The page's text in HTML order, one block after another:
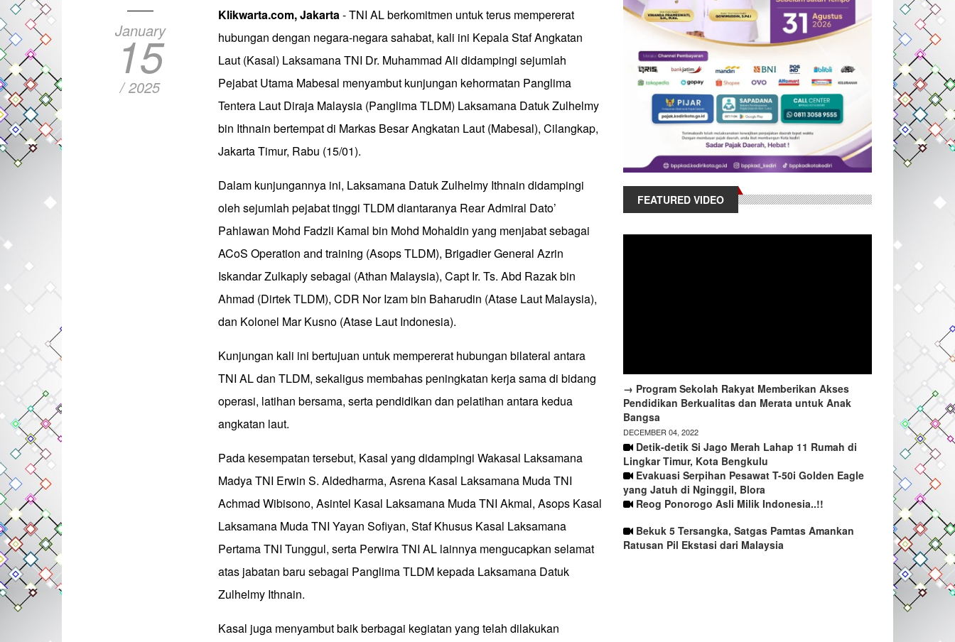
January
15
/ 2025
Klikwarta.com, Jakarta- TNI AL berkomitmen untuk terus mempererat
hubungan dengan negara-negara sahabat, kali ini Kepala Staf Angkatan
Laut (Kasal) Laksamana TNI Dr. Muhammad Ali didampingi sejumlah
Pejabat Utama Mabesal menyambut kunjungan kehormatan Panglima
Tentera Laut Diraja Malaysia (Panglima TLDM) Laksamana Datuk Zulhelmy
bin Ithnain bertempat di Markas Besar Angkatan Laut (Mabesal), Cilangkap,
Jakarta Timur, Rabu (15/01).
Dalam kunjungannya ini, Laksamana Datuk Zulhelmy Ithnain didampingi
oleh sejumlah pejabat tinggi TLDM diantaranya Rear Admiral Dato’
Pahlawan Mohd Fadzli Kamal bin Mohd Mohaldin yang menjabat sebagai
ACoS Operation and training (Asops TLDM), Brigadier General Azrin
Iskandar Zulkaply sebagai (Athan Malaysia), Capt Ir. Ts. Abd Razak bin
Ahmad (Dirtek TLDM), CDR Nor Izam bin Baharudin (Atase Laut Malaysia),
dan Kolonel Mar Kusno (Atase Laut Indonesia).
Kunjungan kali ini bertujuan untuk mempererat hubungan bilateral antara
TNI AL dan TLDM, sekaligus membahas peningkatan kerja sama di bidang
operasi, latihan bersama, serta pendidikan dan pelatihan antara kedua
angkatan laut.
Pada kesempatan tersebut, Kasal yang didampingi Wakasal Laksamana
Madya TNI Erwin S. Aldedharma, Asrena Kasal Laksamana Muda TNI
Achmad Wibisono, Asintel Kasal Laksamana Muda TNI Akmal, Asops Kasal
Laksamana Muda TNI Yayan Sofiyan, Staf Khusus Kasal Laksamana
Pertama TNI Tunggul, serta Perwira TNI AL lainnya mengucapkan selamat
atas jabatan baru sebagai Panglima TLDM kepada Laksamana Datuk
Zulhelmy Ithnain.
Kasal juga menyambut baik berbagai kegiatan yang telah dilakukan
FEATURED VIDEO
→ Program Sekolah Rakyat Memberikan Akses
Pendidikan Berkualitas dan Merata untuk Anak
Bangsa
DECEMBER 04, 2022
Detik-detik Si Jago Merah Lahap 11 Rumah di
Lingkar Timur, Kota Bengkulu
Evakuasi Serpihan Pesawat T-50i Golden Eagle
yang Jatuh di Nginggil, Blora
Reog Ponorogo Asli Milik Indonesia..!!
Bekuk 5 Tersangka, Satgas Pamtas Amankan
Ratusan Pil Ekstasi dari Malaysia